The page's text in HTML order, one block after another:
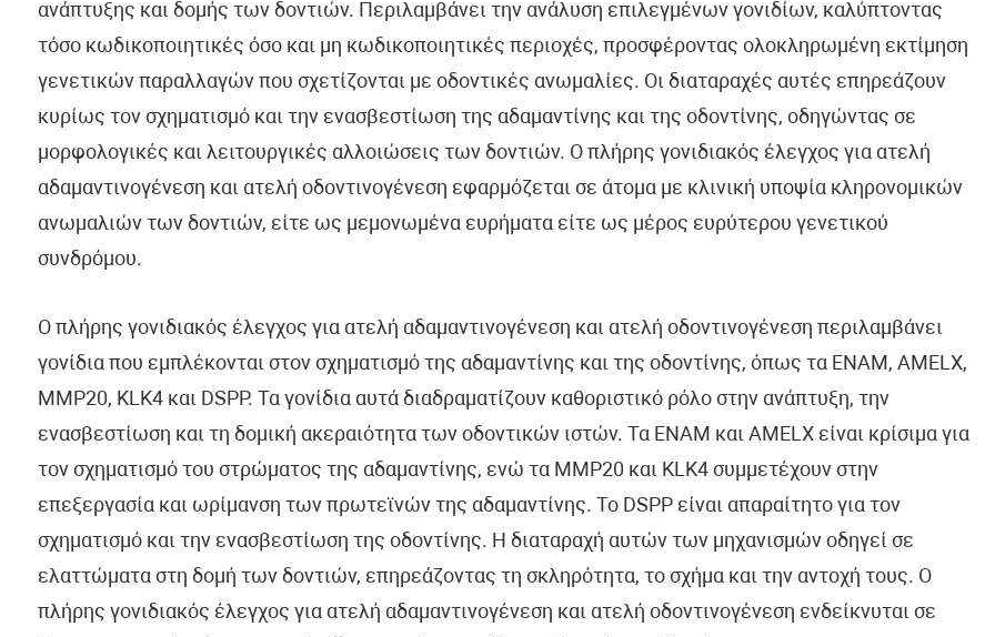
ανάπτυξης και δομής των δοντιών. Περιλαμβάνει την ανάλυση επιλεγμένων γονιδίων, καλύπτοντας
τόσο κωδικοποιητικές όσο και μη κωδικοποιητικές περιοχές, προσφέροντας ολοκληρωμένη εκτίμηση
γενετικών παραλλαγών που σχετίζονται με οδοντικές ανωμαλίες. Οι διαταραχές αυτές επηρεάζουν
κυρίως τον σχηματισμό και την ενασβεστίωση της αδαμαντίνης και της οδοντίνης, οδηγώντας σε
μορφολογικές και λειτουργικές αλλοιώσεις των δοντιών. Ο πλήρης γονιδιακός έλεγχος για ατελή
αδαμαντινογένεση και ατελή οδοντινογένεση εφαρμόζεται σε άτομα με κλινική υποψία κληρονομικών
ανωμαλιών των δοντιών, είτε ως μεμονωμένα ευρήματα είτε ως μέρος ευρύτερου γενετικού
συνδρόμου.
Ο πλήρης γονιδιακός έλεγχος για ατελή αδαμαντινογένεση και ατελή οδοντινογένεση περιλαμβάνει
γονίδια που εμπλέκονται στον σχηματισμό της αδαμαντίνης και της οδοντίνης, όπως τα ENAM, AMELX,
MMP20, KLK4 και DSPP. Τα γονίδια αυτά διαδραματίζουν καθοριστικό ρόλο στην ανάπτυξη, την
ενασβεστίωση και τη δομική ακεραιότητα των οδοντικών ιστών. Τα ENAM και AMELX είναι κρίσιμα για
τον σχηματισμό του στρώματος της αδαμαντίνης, ενώ τα MMP20 και KLK4 συμμετέχουν στην
επεξεργασία και ωρίμανση των πρωτεϊνών της αδαμαντίνης. Το DSPP είναι απαραίτητο για τον
σχηματισμό και την ενασβεστίωση της οδοντίνης. Η διαταραχή αυτών των μηχανισμών οδηγεί σε
ελαττώματα στη δομή των δοντιών, επηρεάζοντας τη σκληρότητα, το σχήμα και την αντοχή τους. Ο
πλήρης γονιδιακός έλεγχος για ατελή αδαμαντινογένεση και ατελή οδοντινογένεση ενδείκνυται σε